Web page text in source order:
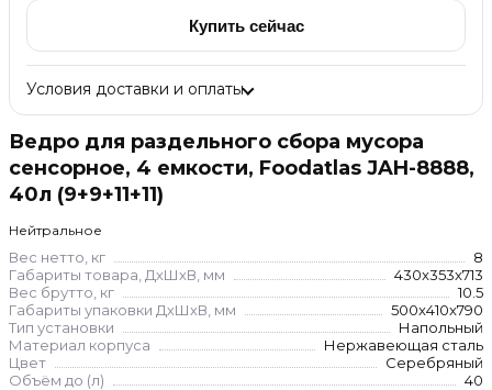
Ведро для раздельного сбора мусора
сенсорное, 4 емкости, Foodatlas JAH-8888,
40л (9+9+11+11)
Нейтральное
Вес нетто, кг
8
Габариты товара, ДхШхВ, мм
430x353x713
Вес брутто, кг
10.5
Габариты упаковки ДхШхВ, мм
500x410x790
Тип установки
Напольный
Материал корпуса
Нержавеющая сталь
Цвет
Серебряный
Объём до (л)
40
Купить сейчас
Условия доставки и оплаты